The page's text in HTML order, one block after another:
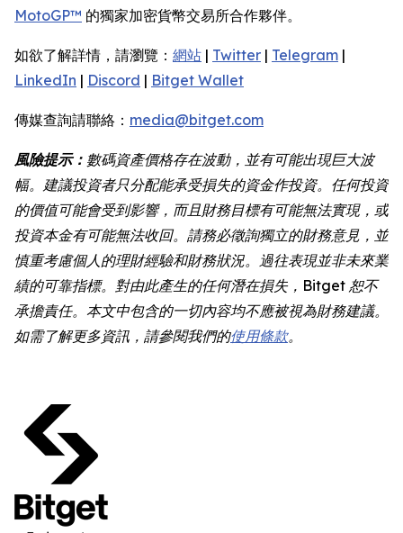
MotoGP™ 的獨家加密貨幣交易所合作夥伴。
如欲了解詳情，請瀏覽： 網站 | Twitter | Telegram |
LinkedIn | Discord | Bitget Wallet
傳媒查詢請聯絡： media@bitget.com
風險提示： 數碼資產價格存在波動，並有可能出現巨大波
幅。建議投資者只分配能承受損失的資金作投資。任何投資
的價值可能會受到影響，而且財務目標有可能無法實現，或
投資本金有可能無法收回。請務必徵詢獨立的財務意見，並
慎重考慮個人的理財經驗和財務狀況。過往表現並非未來業
績的可靠指標。對由此產生的任何潛在損失，Bitget 恕不
承擔責任。本文中包含的一切內容均不應被視為財務建議。
如需了解更多資訊，請參閱我們的使用條款。